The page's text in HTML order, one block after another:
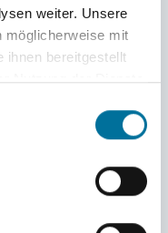
weiter. Unsere
möglicherweise mit
ihnen bereitgestellt
Nutzung der Dienste
Team seine
und bunten
Zeitschriften aus
großen Plakates.
Gestaltungskraft